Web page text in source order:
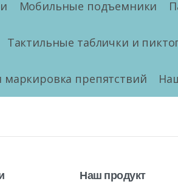
Мобильные подъемники
Тактильные таблички и
маркировка препятствий
Наш продукт